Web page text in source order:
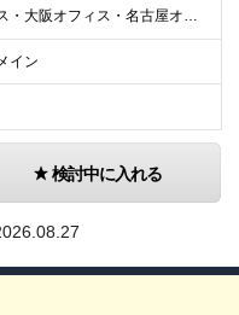
◎東京本社オフィス・大阪オフィス・名古屋オフィス・福岡オフィス ◎首都圏・関西圏・名古屋・福岡のクライアント先 ※希望を考慮いたします。 ※会社都合の転勤はありません（100％エンジニアに選択権があ
イン
検討中に入れる